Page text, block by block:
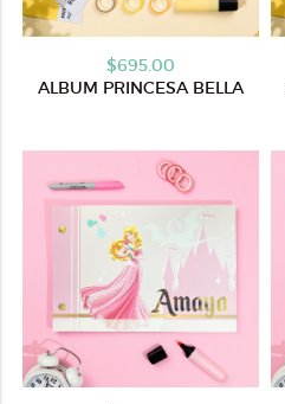
$695.00
ALBUM PRINCESA BELLA